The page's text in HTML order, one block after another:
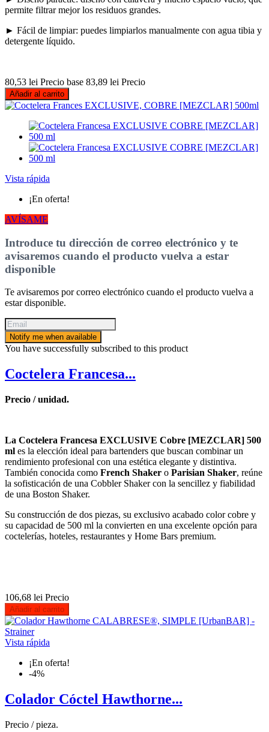
permite filtrar mejor los residuos grandes.
► Fácil de limpiar: puedes limpiarlos manualmente con agua tibia y
detergente líquido.
80,53 lei Precio base 83,89 lei Precio
Añadir al carrito
Vista rápida
¡En oferta!
AVÍSAME
Introduce tu dirección de correo electrónico y te
avisaremos cuando el producto vuelva a estar
disponible
Te avisaremos por correo electrónico cuando el producto vuelva a
estar disponible.
Notify me when available
You have successfully subscribed to this product
Coctelera Francesa...
Precio / unidad.
La Coctelera Francesa EXCLUSIVE Cobre [MEZCLAR] 500
ml es la elección ideal para bartenders que buscan combinar un
rendimiento profesional con una estética elegante y distintiva.
También conocida como French Shaker o Parisian Shaker, reúne
la sofisticación de una Cobbler Shaker con la sencillez y fiabilidad
de una Boston Shaker.
Su construcción de dos piezas, su exclusivo acabado color cobre y
su capacidad de 500 ml la convierten en una excelente opción para
coctelerías, hoteles, restaurantes y Home Bars premium.
106,68 lei Precio
Añadir al carrito
Vista rápida
¡En oferta!
-4%
Colador Cóctel Hawthorne...
Precio / pieza.